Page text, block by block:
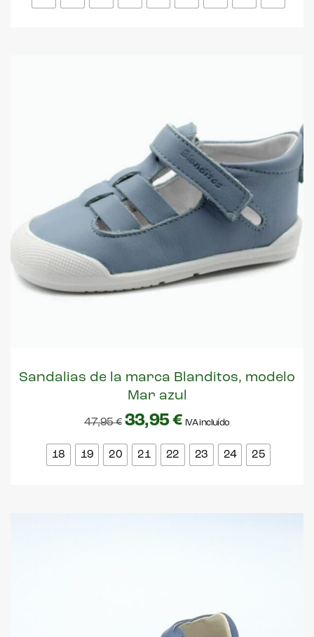
Sandalias de la marca Blanditos, modelo
Mar azul
47,95€ 33,95€ IVA incluído
18 19 20 21 22 23 24 25